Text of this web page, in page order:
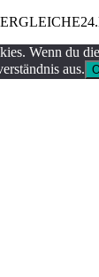
Wenn du
aus.